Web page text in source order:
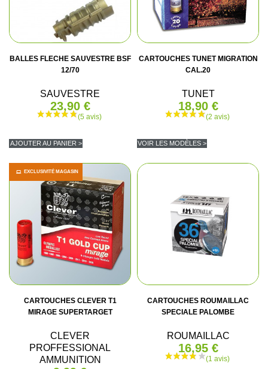
BALLES FLECHE SAUVESTRE BSF
12/70
SAUVESTRE
23,90 €
AJOUTER AU PANIER >
CARTOUCHES TUNET MIGRATION
CAL.20
TUNET
18,90 €
VOIR LES MODÈLES >
CARTOUCHES CLEVER T1
MIRAGE SUPERTARGET
CLEVER
PROFFESSIONAL
AMMUNITION
EXCLUSIVITÉ MAGASIN
CARTOUCHES ROUMAILLAC
SPECIALE PALOMBE
ROUMAILLAC
16,95 €